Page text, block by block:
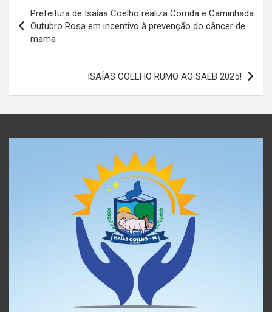
de
Post
Prefeitura de Isaías Coelho realiza Corrida e Caminhada
Outubro Rosa em incentivo à prevenção do câncer de
mama
ISAÍAS COELHO RUMO AO SAEB 2025!